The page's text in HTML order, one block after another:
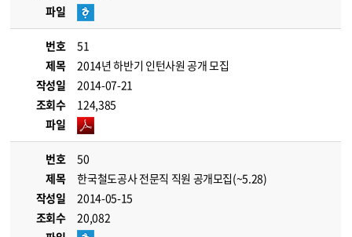
파일
번호
51
제목
2014년 하반기 인턴사원 공개 모집
작성일
2014-07-21
조회수
124,385
파일
번호
50
제목
한국철도공사 전문직 직원 공개모집(~5.28)
작성일
2014-05-15
조회수
20,082